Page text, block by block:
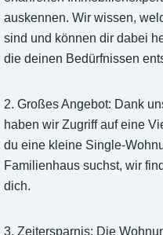
auskennen. Wir wissen,
sind und können dir dabei
die deinen Bedürfnissen
2. Großes Angebot: Dank
haben wir Zugriff auf eine
du eine kleine Single-
Familienhaus suchst, wir
dich.
3. Zeitersparnis: Die